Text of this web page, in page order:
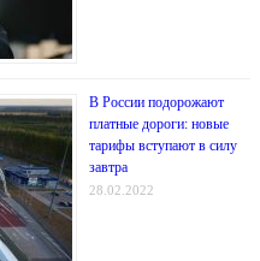
В России подорожают
платные дороги: новые
тарифы вступают в силу
завтра
28.02.2022